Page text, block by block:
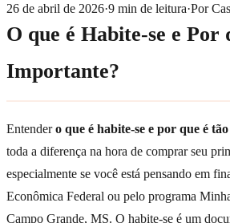
26 de abril de 2026·9 min de leitura·Por
O que é Habite-se e Por
Importante?
Entendero que é habite-se e por que é
toda a diferença na hora de comprar seu
especialmente se você está pensando em
Econômica Federal ou pelo programa
Campo Grande, MS. O habite-se é um